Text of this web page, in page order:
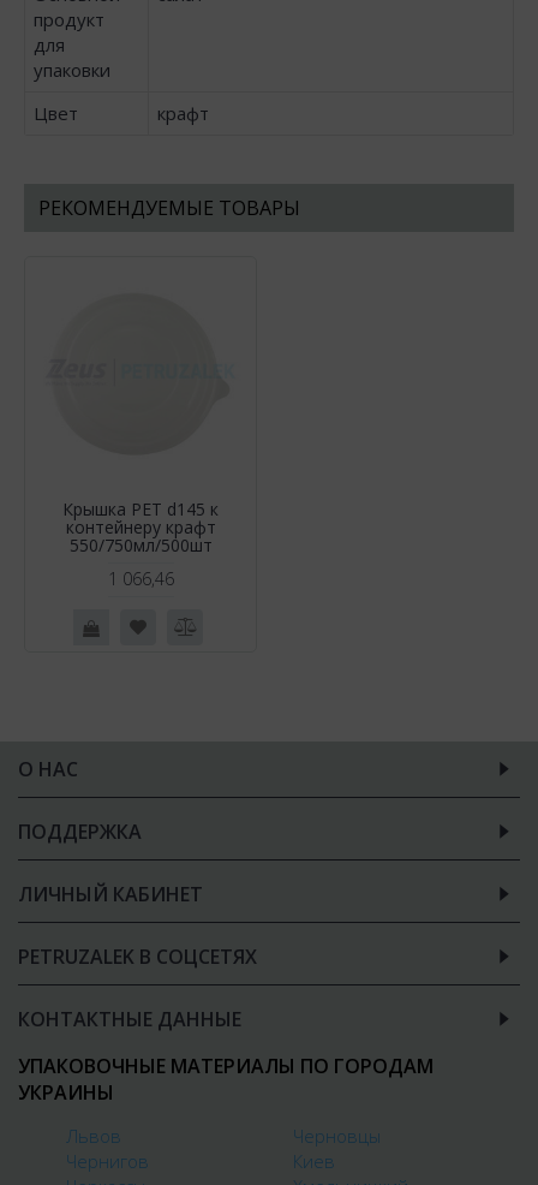
продукт
для
упаковки
Цвет крафт
РЕКОМЕНДУЕМЫЕ ТОВАРЫ
Крышка РЕТ d145 к
контейнеру крафт
550/750мл/500шт
1 066,46
О НАС
ПОДДЕРЖКА
ЛИЧНЫЙ КАБИНЕТ
PETRUZALEK В СОЦСЕТЯХ
КОНТАКТНЫЕ ДАННЫЕ
УПАКОВОЧНЫЕ МАТЕРИАЛЫ ПО ГОРОДАМ
УКРАИНЫ
Львов
Черновцы
Чернигов
Киев